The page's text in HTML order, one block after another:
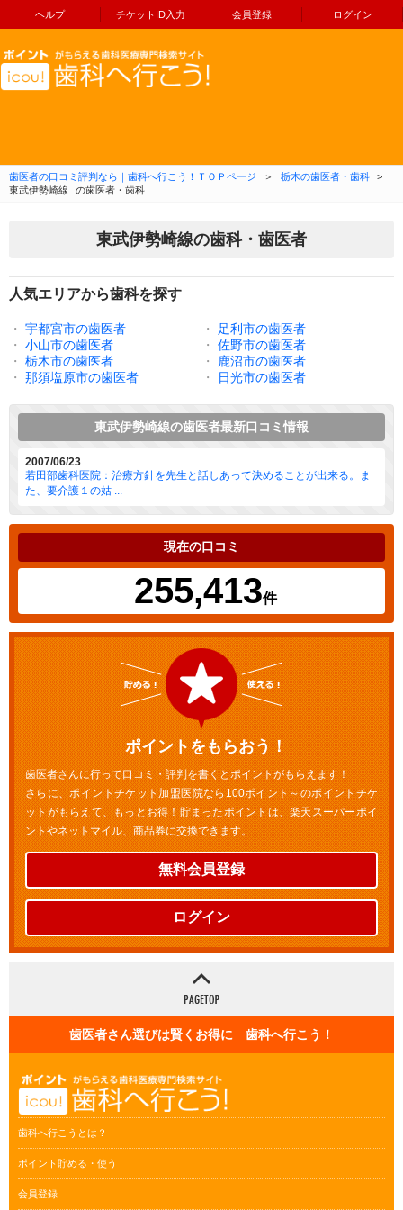
ヘルプ チケットID入力 会員登録 ログイン
コンテンツへ移動
歯医者の口コミ評判なら｜歯科へ行こう！ＴＯＰページ ＞ 栃木の歯医者・歯科
>
東武伊勢崎線
の歯医者・歯科
東武伊勢崎線の歯科・歯医者
人気エリアから歯科を探す
・ 宇都宮市の歯医者 ・
足利市の歯医者
・
小山市の歯医者 ・
佐野市の歯医者
・
栃木市の歯医者 ・
鹿沼市の歯医者
・
那須塩原市の歯医者 ・ 日光市の歯医者
東武伊勢崎線の歯医者最新口コミ情報
2007/06/23
若田部歯科医院：治療方針を先生と話しあって決めることが出来る。ま
た、要介護１の姑 ...
現在の口コミ
255,413件
ポイントをもらおう！
歯医者さんに行って口コミ・評判を書くとポイントがもらえます！
さらに、ポイントチケット加盟医院なら100ポイント～のポイントチケ
ットがもらえて、もっとお得！貯まったポイントは、楽天スーパーポイ
ントやネットマイル、商品券に交換できます。
無料会員登録
ログイン
歯医者さん選びは賢くお得に 歯科へ行こう！
歯科へ行こうとは？
ポイント貯める・使う
会員登録